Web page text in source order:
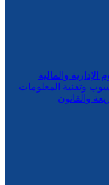
الإدارية والمالية
وتقنية المعلومات
والقانون